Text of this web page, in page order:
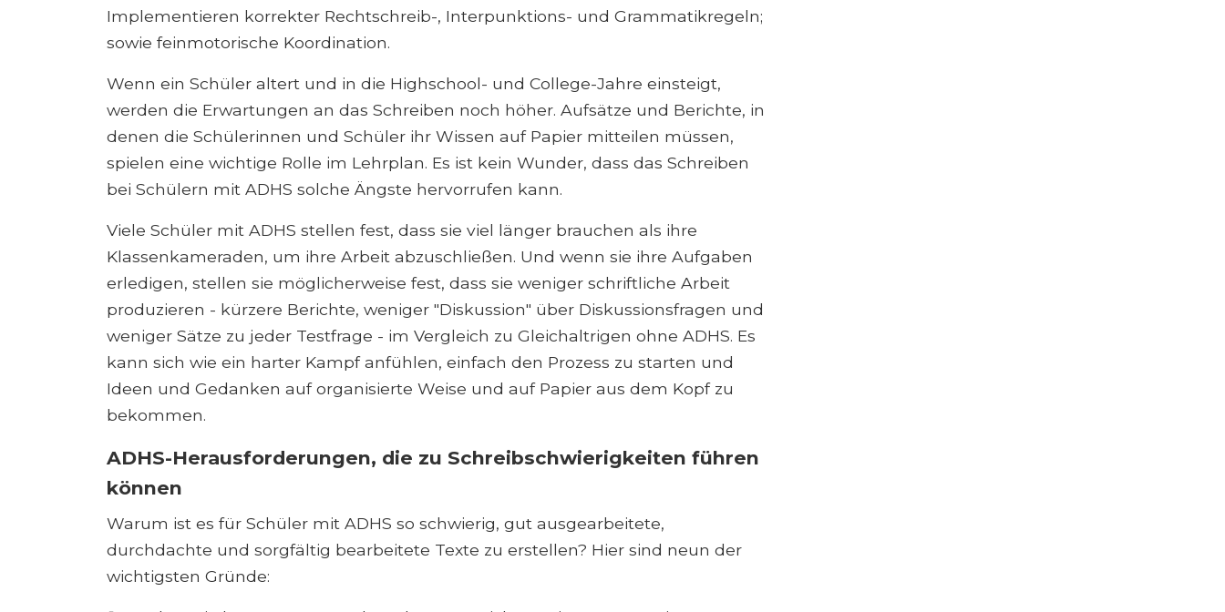
Implementieren korrekter Rechtschreib-, Interpunktions- und Grammatikregeln;
sowie feinmotorische Koordination.
Wenn ein Schüler altert und in die Highschool- und College-Jahre einsteigt,
werden die Erwartungen an das Schreiben noch höher. Aufsätze und Berichte, in
denen die Schülerinnen und Schüler ihr Wissen auf Papier mitteilen müssen,
spielen eine wichtige Rolle im Lehrplan. Es ist kein Wunder, dass das Schreiben
bei Schülern mit ADHS solche Ängste hervorrufen kann.
Viele Schüler mit ADHS stellen fest, dass sie viel länger brauchen als ihre
Klassenkameraden, um ihre Arbeit abzuschließen. Und wenn sie ihre Aufgaben
erledigen, stellen sie möglicherweise fest, dass sie weniger schriftliche Arbeit
produzieren - kürzere Berichte, weniger "Diskussion" über Diskussionsfragen und
weniger Sätze zu jeder Testfrage - im Vergleich zu Gleichaltrigen ohne ADHS. Es
kann sich wie ein harter Kampf anfühlen, einfach den Prozess zu starten und
Ideen und Gedanken auf organisierte Weise und auf Papier aus dem Kopf zu
bekommen.
ADHS-Herausforderungen, die zu Schreibschwierigkeiten führen
können
Warum ist es für Schüler mit ADHS so schwierig, gut ausgearbeitete,
durchdachte und sorgfältig bearbeitete Texte zu erstellen? Hier sind neun der
wichtigsten Gründe: